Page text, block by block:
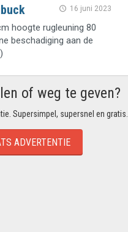
16 juni 2023
hoogte rugleuning 80
beschadiging aan de
of weg te geven?
Supersimpel, supersnel en gratis.
ADVERTENTIE